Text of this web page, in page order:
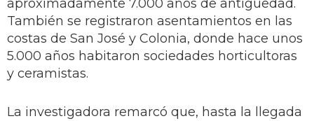
aproximadamente 7.000 años de antigüedad.
También se registraron asentamientos en las
costas de San José y Colonia, donde hace unos
5.000 años habitaron sociedades horticultoras
y ceramistas.
La investigadora remarcó que, hasta la llegada